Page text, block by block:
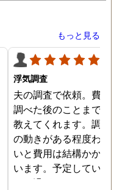
もっと見る
浮気調査
夫の調査で依頼。費用や
調べた後のことまで詳し
教えてくれます。調査対
の動きがある程度わから
いと費用は結構かかると
います。予定していた時
より過ぎてしまいました